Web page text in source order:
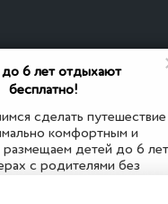
- Курортно-
6 лет отдыхают
бесплатно!
сделать путешествие
комфортным и
размещаем детей до 6 лет
с родителями без